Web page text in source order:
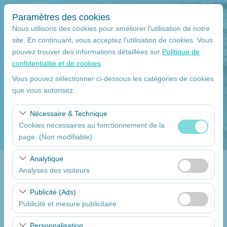
Paramètres des cookies
Nous utilisons des cookies pour améliorer l'utilisation de notre
site. En continuant, vous acceptez l'utilisation de cookies. Vous
pouvez trouver des informations détaillées sur Politique de
confidentialité et de cookies
Vous pouvez sélectionner ci-dessous les catégories de cookies
que vous autorisez.
Nécessaire & Technique
Cookies nécessaires au fonctionnement de la
page. (Non modifiable)
Ces cookies sont nécessaires au bon fonctionnement du
site, à la sécurité, à la gestion des sessions et aux
fonctionnalités de base. Ils ne peuvent pas être
désactivés.
Analytique
Analyses des visiteurs
Ces cookies nous permettent d’analyser la manière dont
notre site est utilisé (nombre de visiteurs, pages les plus
consultées, comportements des utilisateurs). Ces
données sont utilisées pour mesurer les performances
Publicité (Ads)
Publicité et mesure publicitaire
Ces cookies nous permettent d’afficher des publicités
Lieu de ramassage
Mersin
Je déposerai la voiture à un autre endroit.
La date et l'heure du ramassage
09:00
Return date
Dressez la liste des voitures